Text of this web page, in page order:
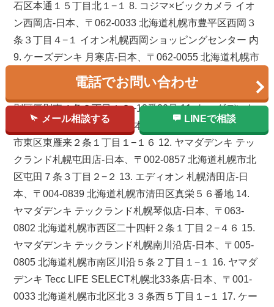
石区本通１５丁目北１−１ 8. コジマ×ビックカメラ イオ
ン西岡店-日本、〒062-0033 北海道札幌市豊平区西岡３
条３丁目４−１ イオン札幌西岡ショッピングセンター 内
9. ケーズデンキ 月寒店-日本、〒062-0055 北海道札幌市
豊平区月寒東５条１３丁目３−１ 10. ヤマダデンキ テッ
クランド札幌厚別店-日本、〒004-0004 北海道札幌市厚
別区厚別東４条８丁目１８−18番20号 11. ヤマダデンキ
テックランド札幌苗穂店-日本、〒007-0822 北海道札幌
市東区東雁来２条１丁目１−１６ 12. ヤマダデンキ テッ
クランド札幌屯田店-日本、〒002-0857 北海道札幌市北
区屯田７条３丁目２−２ 13. エディオン 札幌清田店-日
本、〒004-0839 北海道札幌市清田区真栄５６番地 14.
ヤマダデンキ テックランド札幌琴似店-日本、〒063-
0802 北海道札幌市西区二十四軒２条１丁目２−４６ 15.
ヤマダデンキ テックランド札幌南川沿店-日本、〒005-
0805 北海道札幌市南区川沿５条２丁目１−１ 16. ヤマダ
デンキ Tecc LIFE SELECT札幌北33条店-日本、〒001-
0033 北海道札幌市北区北３３条西５丁目１−１ 17. ケー
電話でお問い合わせ
メール相談する LINEで相談